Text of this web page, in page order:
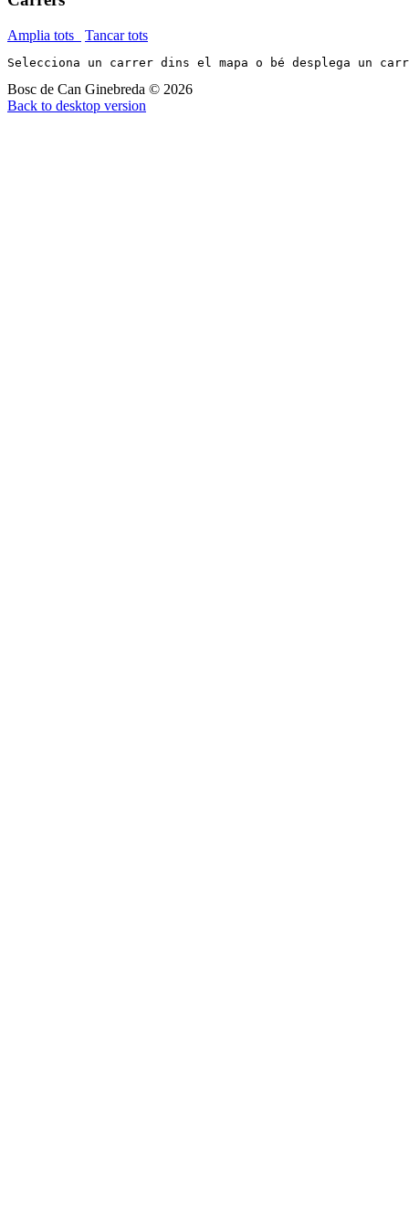
Amplia tots Tancar tots
Selecciona un carrer dins el mapa o bé desplega un
Bosc de Can Ginebreda © 2026
Back to desktop version